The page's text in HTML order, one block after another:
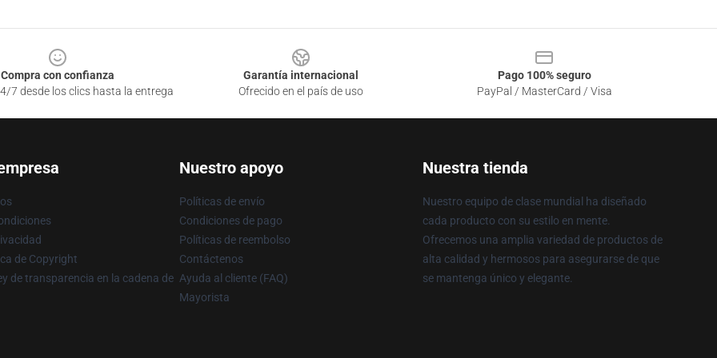
Compra con confianza
7 desde los clics hasta la entrega
Garantía internacional
Ofrecido en el país de uso
Pago 100% seguro
PayPal / MasterCard / Visa
de Copyright
de transparencia en la cadena de
Nuestro apoyo
Políticas de envío
Condiciones de pago
Políticas de reembolso
Contáctenos
Ayuda al cliente (FAQ)
Mayorista
Nuestra tienda
Nuestro equipo de clase mundial ha diseñado
cada producto con su estilo en mente.
Ofrecemos una amplia variedad de productos de
alta calidad y hermosos para asegurarse de que
se mantenga único y elegante.